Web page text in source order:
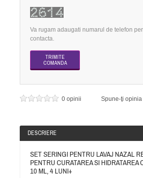
Va rugam adaugati numarul de telefon
contacta.
0 opinii Spune-ţi opinia
DESCRIERE
SET SERINGI PENTRU LAVAJ NAZAL
PENTRU CURATAREA SI HIDRATAREA
10 ML, 4 LUNI+